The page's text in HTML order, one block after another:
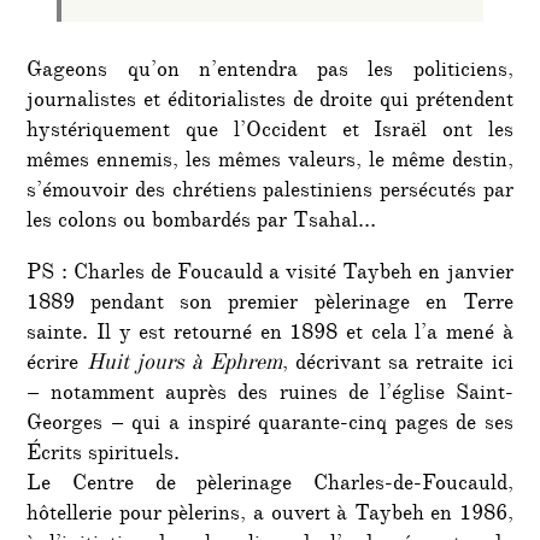
Gageons qu’on n’entendra pas les politiciens,
journalistes et éditorialistes de droite qui prétendent
hystériquement que l’Occident et Israël ont les
mêmes ennemis, les mêmes valeurs, le même destin,
s’émouvoir des chrétiens palestiniens persécutés par
les colons ou bombardés par Tsahal…
PS : Charles de Foucauld a visité Taybeh en janvier
1889 pendant son premier pèlerinage en Terre
sainte. Il y est retourné en 1898 et cela l’a mené à
écrire Huit jours à Ephrem, décrivant sa retraite ici
– notamment auprès des ruines de l’église Saint-
Georges – qui a inspiré quarante-cinq pages de ses
Écrits spirituels.
Le Centre de pèlerinage Charles-de-Foucauld,
hôtellerie pour pèlerins, a ouvert à Taybeh en 1986,